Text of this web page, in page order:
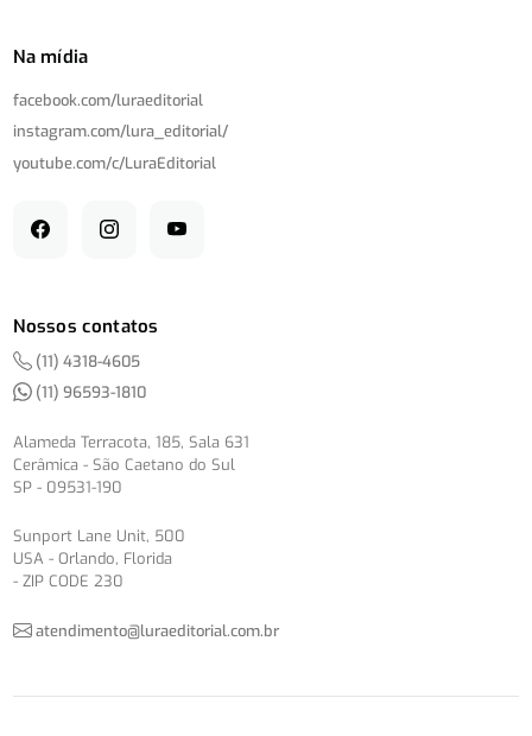
Na mídia
facebook.com/luraeditorial
instagram.com/lura_editorial/
youtube.com/c/LuraEditorial
Nossos contatos
(11) 4318-4605
(11) 96593-1810
Alameda Terracota, 185, Sala 631
Cerâmica - São Caetano do Sul
SP - 09531-190
Sunport Lane Unit, 500
USA - Orlando, Florida
- ZIP CODE 230
atendimento@luraeditorial.com.br